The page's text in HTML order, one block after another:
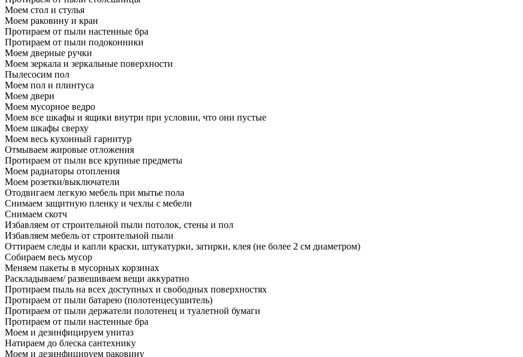
Моем стол и стулья
Моем раковину и кран
Протираем от пыли настенные бра
Протираем от пыли подоконники
Моем дверные ручки
Моем зеркала и зеркальные поверхности
Пылесосим пол
Моем пол и плинтуса
Моем двери
Моем мусорное ведро
Моем все шкафы и ящики внутри при условии, что они пустые
Моем шкафы сверху
Моем весь кухонный гарнитур
Отмываем жировые отложения
Протираем от пыли все крупные предметы
Моем радиаторы отопления
Моем розетки/выключатели
Отодвигаем легкую мебель при мытье пола
Снимаем защитную пленку и чехлы с мебели
Снимаем скотч
Избавляем от строительной пыли потолок, стены и пол
Избавляем мебель от строительной пыли
Оттираем следы и капли краски, штукатурки, затирки, клея (не более 2 см диаметром)
Собираем весь мусор
Меняем пакеты в мусорных корзинах
Раскладываем/ развешиваем вещи аккуратно
Протираем пыль на всех доступных и свободных поверхностях
Протираем от пыли батарею (полотенцесушитель)
Протираем от пыли держатели полотенец и туалетной бумаги
Протираем от пыли настенные бра
Моем и дезинфицируем унитаз
Натираем до блеска сантехнику
Моем и дезинфицируем раковину